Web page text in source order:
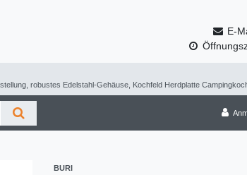
E-
robustes Edelstahl-Gehäuse, Kochfeld Herdplatte
BURI